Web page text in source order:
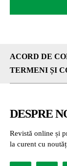
ACORD DE
TERMENI ȘI
DESPRE
Revistă online și
la curent cu